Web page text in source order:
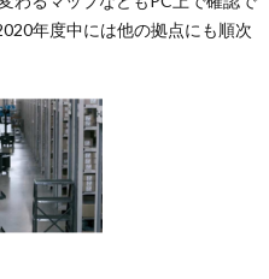
年度中には他の拠点にも順次